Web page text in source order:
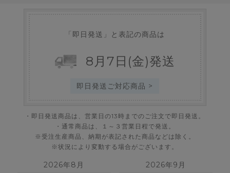
「即日発送」と表記の商品は
8 月 7 日 (金)発送
即日発送ご対応商品 >
・即日発送商品は、営業日の13時までのご注文で即日発送。
・通常商品は、１～３営業日程で発送。
※受注生産商品、納期が表記された商品などは除く。
※状況により変動する場合がございます。
2026年8月 2026年9月